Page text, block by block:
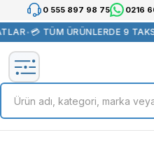
0 555 897 98 75 0216
•💳 TÜM ÜRÜNLERDE 9